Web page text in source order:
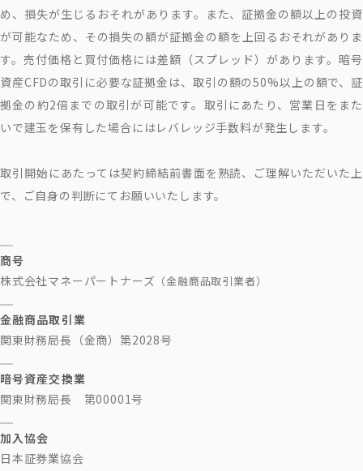
め、損失が生じるおそれがあります。また、証拠金の額以上の投資
が可能なため、その損失の額が証拠金の額を上回るおそれがありま
す。売付価格と買付価格には差額（スプレッド）があります。暗号
資産CFDの取引に必要な証拠金は、取引の額の50%以上の額で、証
拠金の約2倍までの取引が可能です。取引にあたり、営業日をまた
いで建玉を保有した場合にはレバレッジ手数料が発生します。
取引開始にあたっては契約締結前書面を熟読、ご理解いただいた上
で、ご自身の判断にてお願いいたします。
商号
株式会社マネーパートナーズ （金融商品取引業者）
金融商品取引業
関東財務局長（金商）第2028号
暗号資産交換業
関東財務局長 第00001号
加入協会
日本証券業協会